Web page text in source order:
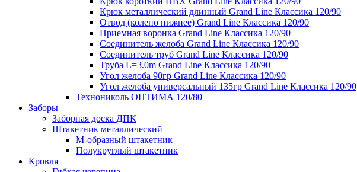
Крюк металлический длинный Grand Line Классика 120/90
Отвод (колено нижнее) Grand Line Классика 120/90
Приемная воронка Grand Line Классика 120/90
Соединитель желоба Grand Line Классика 120/90
Соединитель труб Grand Line Классика 120/90
Труба L=3.0m Grand Line Классика 120/90
Угол желоба 90гр Grand Line Классика 120/90
Угол желоба универсальный 135гр Grand Line Классика 120/90
Технониколь ОПТИМА 120/80
Заборы
Заборная доска ДПК
Штакетник металлический
М-образный штакетник
Полукруглый штакетник
Кровля